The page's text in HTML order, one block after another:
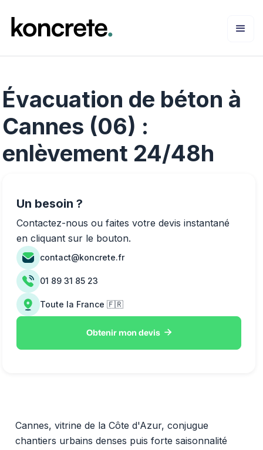
Évacuation de béton à
Cannes (06) :
enlèvement 24/48h
Cannes, vitrine de la Côte d'Azur, conjugue
chantiers urbains denses puis forte saisonnalité
Un besoin ?
Contactez-nous ou faites votre devis instantané
en cliquant sur le bouton.
contact@koncrete.fr
01 89 31 85 23
Toute la France 🇫🇷
Obtenir mon devis 